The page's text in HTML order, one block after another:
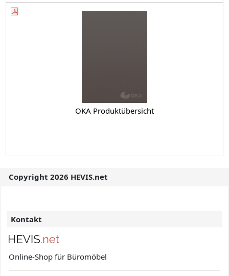
OKA Produktübersicht
Copyright 2026 HEVIS.net
Kontakt
Online-Shop für Büromöbel